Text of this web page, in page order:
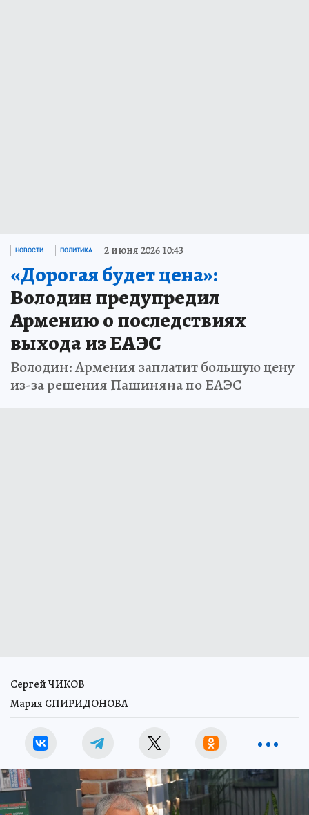
НОВОСТИ ПОЛИТИКА 2 июня 2026 10:43
«Дорогая будет цена»:
Володин предупредил
Армению о последствиях
выхода из ЕАЭС
Володин: Армения заплатит большую цену
из-за решения Пашиняна по ЕАЭС
Сергей ЧИКОВ
Мария СПИРИДОНОВА